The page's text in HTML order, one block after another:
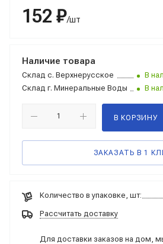
152 ₽/шт
Наличие товара
Склад с. Верхнерусское
В
Склад г. Минеральные Воды В
В КОРЗИНУ
ЗАКАЗАТЬ В 1
Количество в упаковке, шт:
Рассчитать доставку
Для доставки заказов на дом,